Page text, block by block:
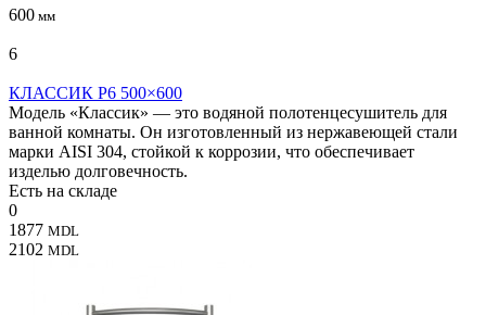
600 мм
6
КЛАССИК P6 500×600
Модель «Классик» — это водяной полотенцесушитель для
ванной комнаты. Он изготовленный из нержавеющей стали
марки AISI 304, стойкой к коррозии, что обеспечивает
изделью долговечность.
Есть на складе
0
1877 MDL
2102 MDL